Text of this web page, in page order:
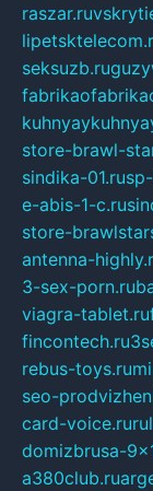
raszar.ru
seksuzb.ru
store-brawl-
sindika-01.ru
e-abis-1-c.ru
store-
antenna-
3-sex-porn.ru
viagra-tablet.ru
fincontech.ru
rebus-toys.ru
seo-
card-voice.ru
domizbrusa-
a380club.ru